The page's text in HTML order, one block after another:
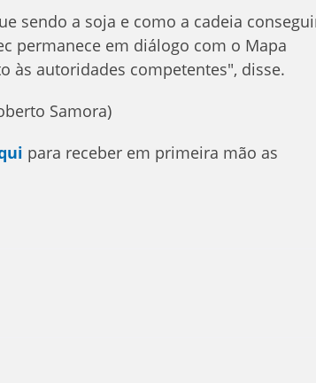
sendo a soja e como a cadeia
permanece em diálogo com o Mapa
às autoridades competentes", disse.
Samora)
para receber em primeira mão as